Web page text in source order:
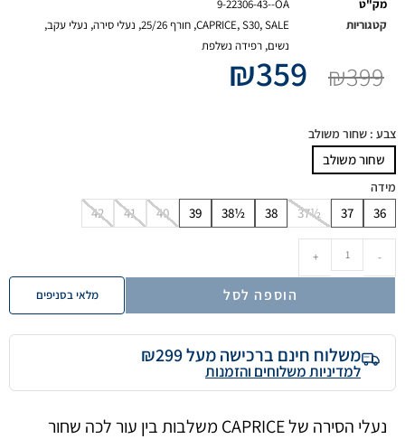
מק"ט
9-22306-43--OA
קטגוריות
CAPRICE,S30,SALE
, חורף 25/26 , נעלי סירה, נעלי עקב,
נשים, רפידה נשלפת
₪399
₪359
צבע : שחור משולב
שחור משולב
מידה
36
37
37½
38
38½
39
40
41
42
-
+
הוספה לסל מלאי בסניפים
משלוח חינם ברכישה מעל ₪299
למדיניות משלוחים והזמנות
נעלי הסירה של CAPRICE משלבות בין עור לכה שחור